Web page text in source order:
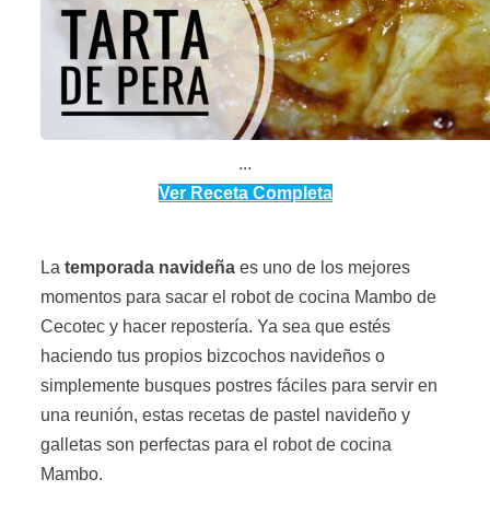
...
Ver Receta Completa
La temporada navideña es uno de los mejores
momentos para sacar el robot de cocina Mambo de
Cecotec y hacer repostería. Ya sea que estés
haciendo tus propios bizcochos navideños o
simplemente busques postres fáciles para servir en
una reunión, estas recetas de pastel navideño y
galletas son perfectas para el robot de cocina
Mambo.